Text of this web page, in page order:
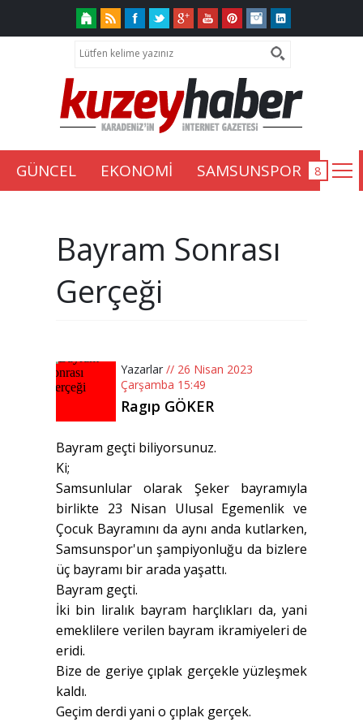
GÜNCEL EKONOMİ SAMSUNSPOR
Bayram Sonrası
Gerçeği
Yazarlar // 26 Nisan 2023
Çarşamba 15:49
Ragıp GÖKER
Bayram geçti biliyorsunuz.
Ki;
Samsunlular olarak Şeker bayramıyla
birlikte 23 Nisan Ulusal Egemenlik ve
Çocuk Bayramını da aynı anda kutlarken,
Samsunspor'un şampiyonluğu da bizlere
üç bayramı bir arada yaşattı.
Bayram geçti.
İki bin liralık bayram harçlıkları da, yani
emeklilere verilen bayram ikramiyeleri de
eridi.
Bize de geriye çıplak gerçekle yüzleşmek
kaldı.
Geçim derdi yani o çıplak gerçek.